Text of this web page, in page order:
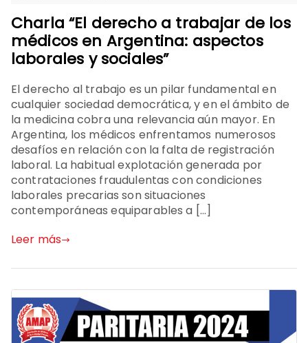
Charla “El derecho a trabajar de los
médicos en Argentina: aspectos
laborales y sociales”
El derecho al trabajo es un pilar fundamental en
cualquier sociedad democrática, y en el ámbito de
la medicina cobra una relevancia aún mayor. En
Argentina, los médicos enfrentamos numerosos
desafíos en relación con la falta de registración
laboral. La habitual explotación generada por
contrataciones fraudulentas con condiciones
laborales precarias son situaciones
contemporáneas equiparables a […]
Leer más